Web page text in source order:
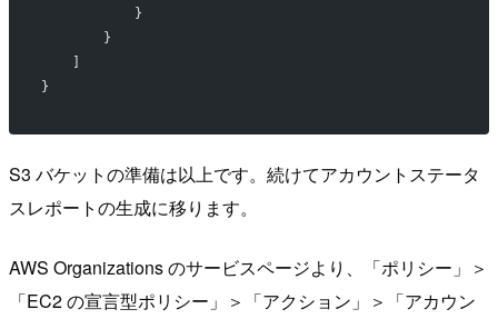
            }
        }
    ]
}
S3 バケットの準備は以上です。続けてアカウントステータ
スレポートの生成に移ります。
AWS Organizations のサービスページより、「ポリシー」＞
「EC2 の宣言型ポリシー」＞「アクション」＞「アカウン